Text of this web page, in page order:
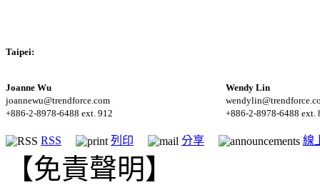
Taipei:
Joanne Wu
joannewu@trendforce.com
+886-2-8978-6488 ext. 912
Wendy Lin
+886-2-8978-6488 ext.
RSS 列印 分享 線
【免責聲明】